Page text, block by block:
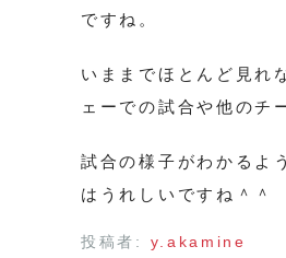
ですね。
いままでほとんど見れ
ェーでの試合や他のチ
試合の様子がわかるよ
はうれしいですね＾＾
投稿者: y.akamine